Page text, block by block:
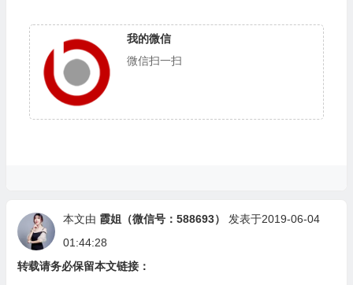
我的微信
微信扫一扫
本文由 霞姐（微信号：588693）
发表于2019-06-04
01:44:28
转载请务必保留本文链接：